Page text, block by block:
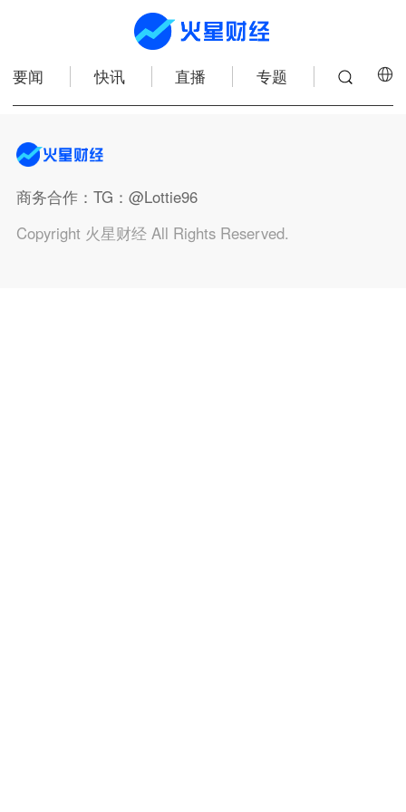
要闻 快讯 直播 专题
商务合作：TG：@Lottie96
Copyright 火星财经 All Rights Reserved.